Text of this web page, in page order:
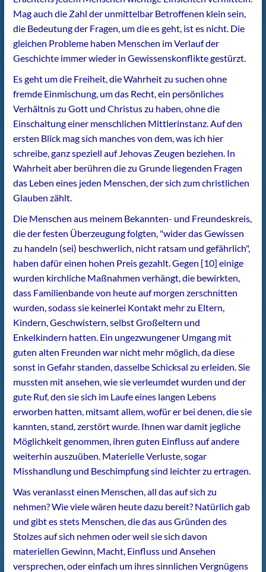
Mag auch die Zahl der unmittelbar Betroffenen klein sein,
die Bedeutung der Fragen, um die es geht, ist es nicht. Die
gleichen Probleme haben Menschen im Verlauf der
Geschichte immer wieder in Gewissenskonflikte gestürzt.
Es geht um die Freiheit, die Wahrheit zu suchen ohne
fremde Einmischung, um das Recht, ein persönliches
Verhältnis zu Gott und Christus zu haben, ohne die
Einschaltung einer menschlichen Mittlerinstanz. Auf den
ersten Blick mag sich manches von dem, was ich hier
schreibe, ganz speziell auf Jehovas Zeugen beziehen. In
Wahrheit aber berühren die zu Grunde liegenden Fragen
das Leben eines jeden Menschen, der sich zum christlichen
Glauben zählt.
Die Menschen aus meinem Bekannten- und Freundeskreis,
die der festen Überzeugung folgten, "wider das Gewissen
zu handeln (sei) beschwerlich, nicht ratsam und gefährlich",
haben dafür einen hohen Preis gezahlt. Gegen [10] einige
wurden kirchliche Maßnahmen verhängt, die bewirkten,
dass Familienbande von heute auf morgen zerschnitten
wurden, sodass sie keinerlei Kontakt mehr zu Eltern,
Kindern, Geschwistern, selbst Großeltern und
Enkelkindern hatten. Ein ungezwungener Umgang mit
guten alten Freunden war nicht mehr möglich, da diese
sonst in Gefahr standen, dasselbe Schicksal zu erleiden. Sie
mussten mit ansehen, wie sie verleumdet wurden und der
gute Ruf, den sie sich im Laufe eines langen Lebens
erworben hatten, mitsamt allem, wofür er bei denen, die sie
kannten, stand, zerstört wurde. Ihnen war damit jegliche
Möglichkeit genommen, ihren guten Einfluss auf andere
weiterhin auszuüben. Materielle Verluste, sogar
Misshandlung und Beschimpfung sind leichter zu ertragen.
Was veranlasst einen Menschen, all das auf sich zu
nehmen? Wie viele wären heute dazu bereit? Natürlich gab
und gibt es stets Menschen, die das aus Gründen des
Stolzes auf sich nehmen oder weil sie sich davon
materiellen Gewinn, Macht, Einfluss und Ansehen
versprechen, oder einfach um ihres sinnlichen Vergnügens